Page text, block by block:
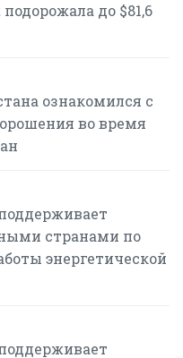
до $81,6
ознакомился с
во время
странами по
энергетической